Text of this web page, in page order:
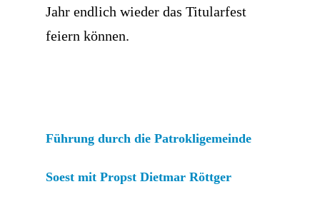
Jahr endlich wieder das Titularfest
feiern können.
Führung durch die Patrokligemeinde
Soest mit Propst Dietmar Röttger